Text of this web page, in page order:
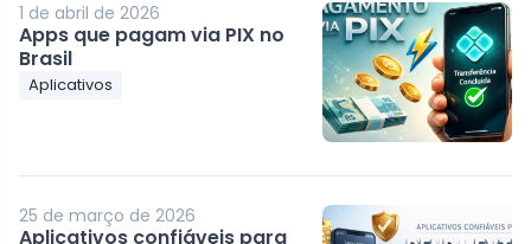
1 de abril de 2026
Apps que pagam via PIX no
Brasil
Aplicativos
25 de março de 2026
Aplicativos confiáveis para